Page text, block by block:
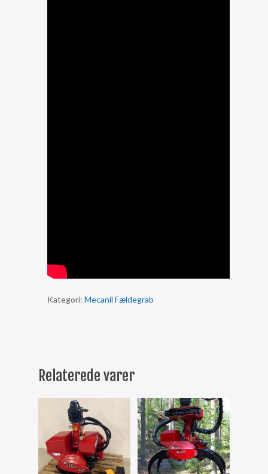
Kategori: Mecanil Fældegrab
Relaterede varer